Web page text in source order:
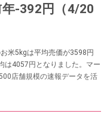
-392円（4/20
米5kgは平均売価が3598円
は4057円となりました。マー
店舗規模の速報データを活